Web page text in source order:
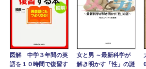
図解 中学３年間の英
語を１０時間で復習す
女と男 ～最新科学が
解き明かす「性」の謎